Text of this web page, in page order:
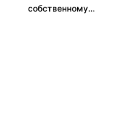
собственному